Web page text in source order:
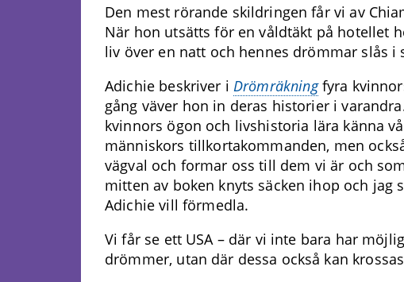
Den mest rörande skildringen får vi av
När hon utsätts för en våldtäkt på hotellet
liv över en natt och hennes drömmar slås i
Adichie beskriver i Drömräkningfyra
gång väver hon in deras historier i
kvinnors ögon och livshistoria lära känna
människors tillkortakommanden, men
vägval och formar oss till dem vi är och
mitten av boken knyts säcken ihop och jag
Adichie vill förmedla.
Vi får se ett USA – där vi inte bara har
drömmer, utan där dessa också kan